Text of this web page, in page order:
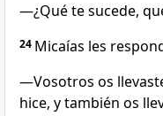
―¿Qué te sucede,
24 Micaías les
―Vosotros os
hice, y también os